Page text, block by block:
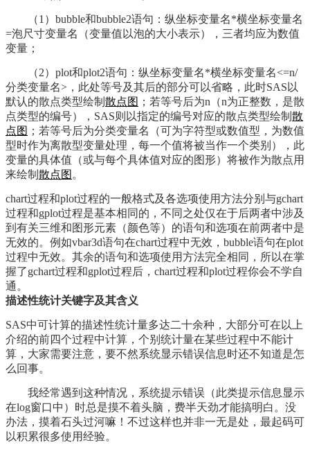
（1）bubble和bubble2语句：纵坐标变量名*横坐标变量名
=泡尺寸变量名（变量值以泡的大小表示），三者均应为数值
变量；
（2）plot和plot2语句：纵坐标变量名*横坐标变量名<=n/
分类变量名>，此处等号及其后的部分可以省略，此时SAS以
默认的散点类型绘制 散点图 ；若等号后为n（n为正整数，是散
点类型的编号），SAS则以指定的编号对应的散点类型绘制 散
点图 ；若等号后为分类变量名（可为字符型或数值型，为数值
型时作为离散型变量处理，每一个值将被当作一个类别），此
变量的具体值（或与每个具体值对应的图形）将被作为散点用
来绘制 散点图 。
chart过程和plot过程的一般格式及各选项使用方法分别与gchart
过程和gplot过程是基本相同的，不同之处仅在于后两者中涉及
到有关三维和图形元素（颜色等）的语句和选项在前两者中是
无效的。例如vbar3d语句在chart过程中无效，bubble语句在plot
过程中无效。其余的语句和选项使用方法完全相同，所以在掌
握了gchart过程和gplot过程后，chart过程和plot过程你会不学自
通。
描述性统计关键字及其含义
SAS中可计算的描述性统计量多达二十余种，大部分可在以上
介绍的前四个过程中计算，个别统计量在某些过程中不能计
算，大家需要注意，要不然系统显示错误信息时还不知道是怎
么回事。
我经常遇到这种情况，系统提示错误（此类提示信息显示
在log窗口中）时总是摸不着头脑，费半天劲才能搞明白。没
办法，摸着石头过河嘛！不过这样也并非一无是处，最起码可
以积累很多使用经验。